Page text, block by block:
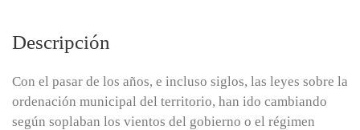
Descripción
Con el pasar de los años, e incluso siglos, las leyes sobre la
ordenación municipal del territorio, han ido cambiando
según soplaban los vientos del gobierno o el régimen